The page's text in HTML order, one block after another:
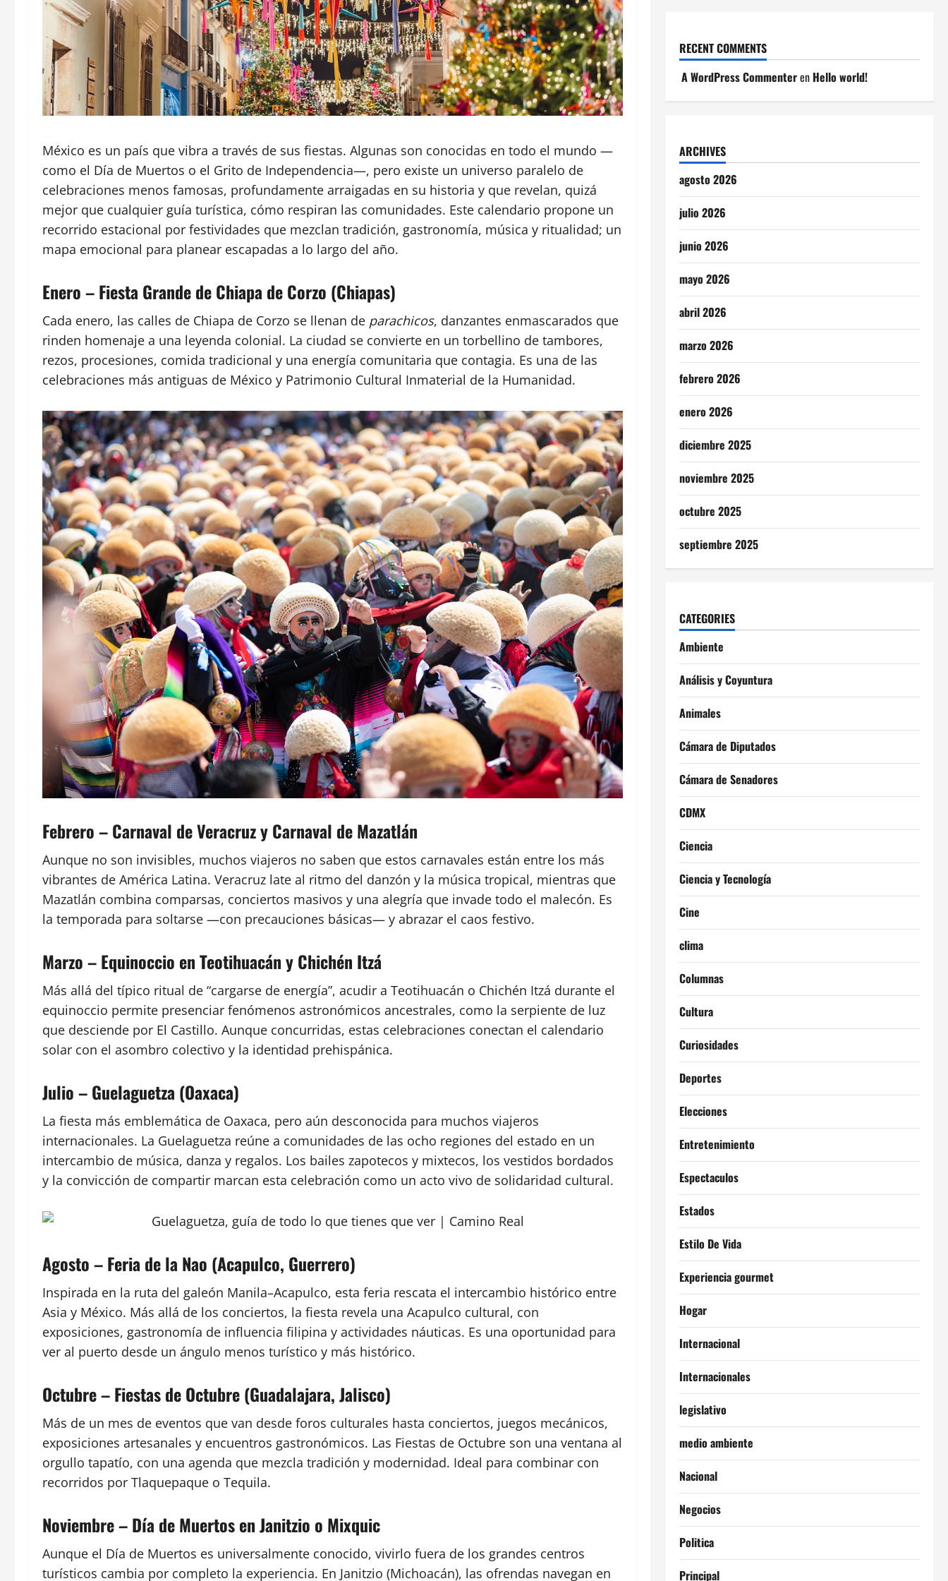
México es un país que vibra a través de sus fiestas. Algunas son conocidas en todo el mundo —
como el Día de Muertos o el Grito de Independencia—, pero existe un universo paralelo de
celebraciones menos famosas, profundamente arraigadas en su historia y que revelan, quizá
mejor que cualquier guía turística, cómo respiran las comunidades. Este calendario propone un
recorrido estacional por festividades que mezclan tradición, gastronomía, música y ritualidad; un
mapa emocional para planear escapadas a lo largo del año.
Enero – Fiesta Grande de Chiapa de Corzo (Chiapas)
Cada enero, las calles de Chiapa de Corzo se llenan de parachicos, danzantes enmascarados que
rinden homenaje a una leyenda colonial. La ciudad se convierte en un torbellino de tambores,
rezos, procesiones, comida tradicional y una energía comunitaria que contagia. Es una de las
celebraciones más antiguas de México y Patrimonio Cultural Inmaterial de la Humanidad.
Febrero – Carnaval de Veracruz y Carnaval de Mazatlán
Aunque no son invisibles, muchos viajeros no saben que estos carnavales están entre los más
vibrantes de América Latina. Veracruz late al ritmo del danzón y la música tropical, mientras que
Mazatlán combina comparsas, conciertos masivos y una alegría que invade todo el malecón. Es
la temporada para soltarse —con precauciones básicas— y abrazar el caos festivo.
Marzo – Equinoccio en Teotihuacán y Chichén Itzá
Más allá del típico ritual de “cargarse de energía”, acudir a Teotihuacán o Chichén Itzá durante el
equinoccio permite presenciar fenómenos astronómicos ancestrales, como la serpiente de luz
que desciende por El Castillo. Aunque concurridas, estas celebraciones conectan el calendario
solar con el asombro colectivo y la identidad prehispánica.
Julio – Guelaguetza (Oaxaca)
La fiesta más emblemática de Oaxaca, pero aún desconocida para muchos viajeros
internacionales. La Guelaguetza reúne a comunidades de las ocho regiones del estado en un
intercambio de música, danza y regalos. Los bailes zapotecos y mixtecos, los vestidos bordados
y la convicción de compartir marcan esta celebración como un acto vivo de solidaridad cultural.
Agosto – Feria de la Nao (Acapulco, Guerrero)
Inspirada en la ruta del galeón Manila–Acapulco, esta feria rescata el intercambio histórico entre
Asia y México. Más allá de los conciertos, la fiesta revela una Acapulco cultural, con
exposiciones, gastronomía de influencia filipina y actividades náuticas. Es una oportunidad para
ver al puerto desde un ángulo menos turístico y más histórico.
Octubre – Fiestas de Octubre (Guadalajara, Jalisco)
Más de un mes de eventos que van desde foros culturales hasta conciertos, juegos mecánicos,
exposiciones artesanales y encuentros gastronómicos. Las Fiestas de Octubre son una ventana al
orgullo tapatío, con una agenda que mezcla tradición y modernidad. Ideal para combinar con
recorridos por Tlaquepaque o Tequila.
Noviembre – Día de Muertos en Janitzio o Mixquic
Aunque el Día de Muertos es universalmente conocido, vivirlo fuera de los grandes centros
turísticos cambia por completo la experiencia. En Janitzio (Michoacán), las ofrendas navegan en
RECENT COMMENTS
A WordPress Commenteren Hello world!
ARCHIVES
agosto 2026
julio 2026
junio 2026
mayo 2026
abril 2026
marzo 2026
febrero 2026
enero 2026
diciembre 2025
noviembre 2025
octubre 2025
septiembre 2025
CATEGORIES
Ambiente
Análisis y Coyuntura
Animales
Cámara de Diputados
Cámara de Senadores
CDMX
Ciencia
Ciencia y Tecnología
Cine
clima
Columnas
Cultura
Curiosidades
Deportes
Elecciones
Entretenimiento
Espectaculos
Estados
Estilo De Vida
Experiencia gourmet
Hogar
Internacional
Internacionales
legislativo
medio ambiente
Nacional
Negocios
Politica
Principal